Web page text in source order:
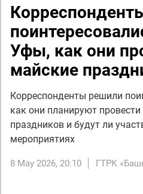
Уфы, как они
майские
Корреспонденты решили
как они планируют
праздников и будут ли
мероприятиях
8 May 2026, 20:10 ГТРК